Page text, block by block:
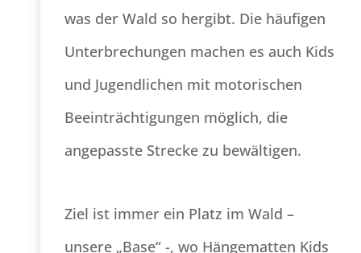
was der Wald so hergibt. Die häufigen
Unterbrechungen machen es auch Kids
und Jugendlichen mit motorischen
Beeinträchtigungen möglich, die
angepasste Strecke zu bewältigen.
Ziel ist immer ein Platz im Wald –
unsere „Base“ -, wo Hängematten Kids